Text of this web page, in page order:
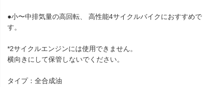
●小〜中排気量の高回転、 高性能4サイクルバイクにおすすめで
す。
*2サイクルエンジンには使用できません。
横向きにして保管しないでください。
タイプ：全合成油